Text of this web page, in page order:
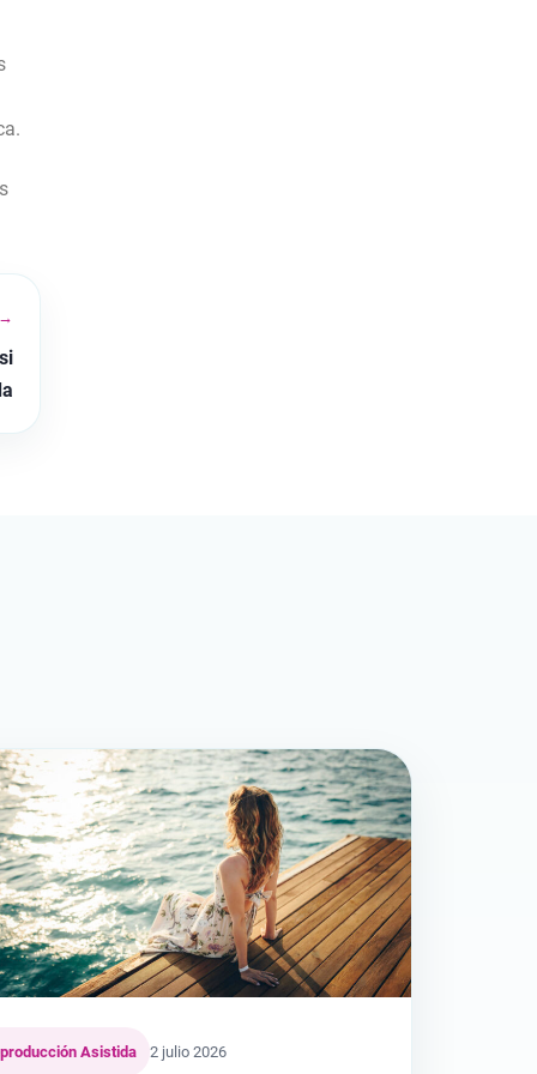
Asistida 2 julio 2026